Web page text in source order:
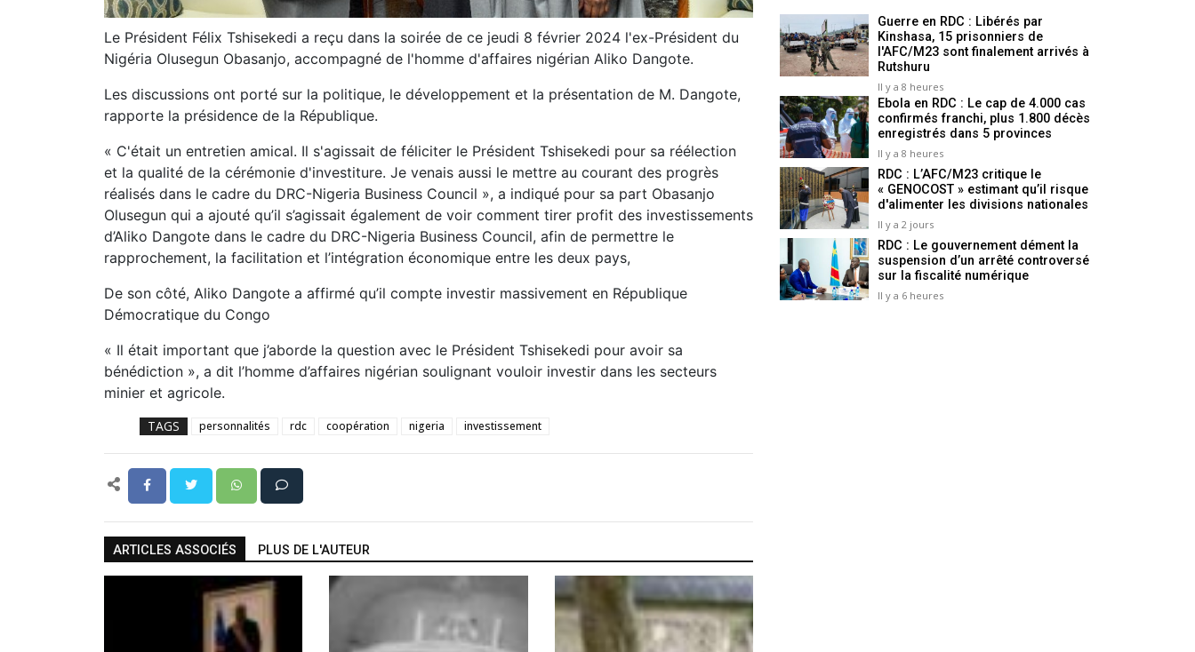
Le Président Félix Tshisekedi a reçu dans la soirée de ce jeudi 8 février 2024 l'ex-Président du
Nigéria Olusegun Obasanjo, accompagné de l'homme d'affaires nigérian Aliko Dangote.
Les discussions ont porté sur la politique, le développement et la présentation de M. Dangote,
rapporte la présidence de la République.
« C'était un entretien amical. Il s'agissait de féliciter le Président Tshisekedi pour sa réélection
et la qualité de la cérémonie d'investiture. Je venais aussi le mettre au courant des progrès
réalisés dans le cadre du DRC-Nigeria Business Council », a indiqué pour sa part Obasanjo
Olusegun qui a ajouté qu’il s’agissait également de voir comment tirer profit des investissements
d’Aliko Dangote dans le cadre du DRC-Nigeria Business Council, afin de permettre le
rapprochement, la facilitation et l’intégration économique entre les deux pays,
De son côté, Aliko Dangote a affirmé qu’il compte investir massivement en République
Démocratique du Congo
« Il était important que j’aborde la question avec le Président Tshisekedi pour avoir sa
bénédiction », a dit l’homme d’affaires nigérian soulignant vouloir investir dans les secteurs
minier et agricole.
TAGS personnalités rdc coopération nigeria investissement
ARTICLES ASSOCIÉS PLUS DE L'AUTEUR
Guerre en RDC : Libérés par
Kinshasa, 15 prisonniers de
l'AFC/M23 sont finalement arrivés à
Rutshuru
Il y a 8 heures
Ebola en RDC : Le cap de 4.000 cas
confirmés franchi, plus 1.800 décès
enregistrés dans 5 provinces
Il y a 8 heures
RDC : L’AFC/M23 critique le
« GENOCOST » estimant qu’il risque
d'alimenter les divisions nationales
Il y a 2 jours
RDC : Le gouvernement dément la
suspension d’un arrêté controversé
sur la fiscalité numérique
Il y a 6 heures